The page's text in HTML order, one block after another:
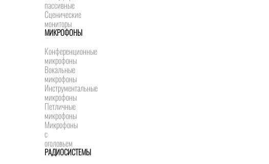
пассивные
Сценические
мониторы
МИКРОФОНЫ
Конференционные
микрофоны
Вокальные
микрофоны
Инструментальные
микрофоны
Петличные
микрофоны
Микрофоны
с
оголовьем
РАДИОСИСТЕМЫ